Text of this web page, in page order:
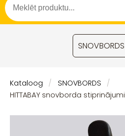
SNOVBORDS
Kataloog
SNOVBORDS
HITTABAY snovborda stiprinājumi